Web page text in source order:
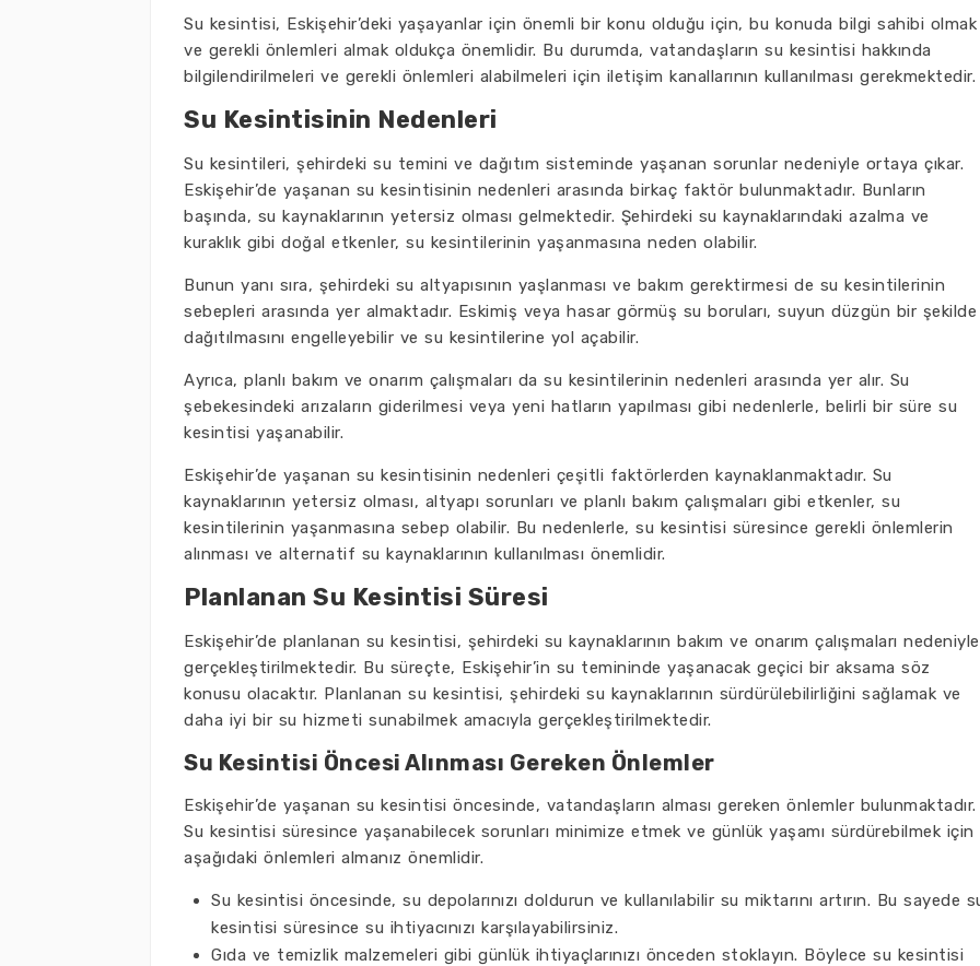
Su kesintisi, Eskişehir’deki yaşayanlar için önemli bir konu olduğu için, bu konuda bilgi sahibi olmak
ve gerekli önlemleri almak oldukça önemlidir. Bu durumda, vatandaşların su kesintisi hakkında
bilgilendirilmeleri ve gerekli önlemleri alabilmeleri için iletişim kanallarının kullanılması gerekmektedir.
Su Kesintisinin Nedenleri
Su kesintileri, şehirdeki su temini ve dağıtım sisteminde yaşanan sorunlar nedeniyle ortaya çıkar.
Eskişehir’de yaşanan su kesintisinin nedenleri arasında birkaç faktör bulunmaktadır. Bunların
başında, su kaynaklarının yetersiz olması gelmektedir. Şehirdeki su kaynaklarındaki azalma ve
kuraklık gibi doğal etkenler, su kesintilerinin yaşanmasına neden olabilir.
Bunun yanı sıra, şehirdeki su altyapısının yaşlanması ve bakım gerektirmesi de su kesintilerinin
sebepleri arasında yer almaktadır. Eskimiş veya hasar görmüş su boruları, suyun düzgün bir şekilde
dağıtılmasını engelleyebilir ve su kesintilerine yol açabilir.
Ayrıca, planlı bakım ve onarım çalışmaları da su kesintilerinin nedenleri arasında yer alır. Su
şebekesindeki arızaların giderilmesi veya yeni hatların yapılması gibi nedenlerle, belirli bir süre su
kesintisi yaşanabilir.
Eskişehir’de yaşanan su kesintisinin nedenleri çeşitli faktörlerden kaynaklanmaktadır. Su
kaynaklarının yetersiz olması, altyapı sorunları ve planlı bakım çalışmaları gibi etkenler, su
kesintilerinin yaşanmasına sebep olabilir. Bu nedenlerle, su kesintisi süresince gerekli önlemlerin
alınması ve alternatif su kaynaklarının kullanılması önemlidir.
Planlanan Su Kesintisi Süresi
Eskişehir’de planlanan su kesintisi, şehirdeki su kaynaklarının bakım ve onarım çalışmaları nedeniyle
gerçekleştirilmektedir. Bu süreçte, Eskişehir’in su temininde yaşanacak geçici bir aksama söz
konusu olacaktır. Planlanan su kesintisi, şehirdeki su kaynaklarının sürdürülebilirliğini sağlamak ve
daha iyi bir su hizmeti sunabilmek amacıyla gerçekleştirilmektedir.
Su Kesintisi Öncesi Alınması Gereken Önlemler
Eskişehir’de yaşanan su kesintisi öncesinde, vatandaşların alması gereken önlemler bulunmaktadır.
Su kesintisi süresince yaşanabilecek sorunları minimize etmek ve günlük yaşamı sürdürebilmek için
aşağıdaki önlemleri almanız önemlidir.
Su kesintisi öncesinde, su depolarınızı doldurun ve kullanılabilir su miktarını artırın. Bu sayede
kesintisi süresince su ihtiyacınızı karşılayabilirsiniz.
Gıda ve temizlik malzemeleri gibi günlük ihtiyaçlarınızı önceden stoklayın. Böylece su kesintisi